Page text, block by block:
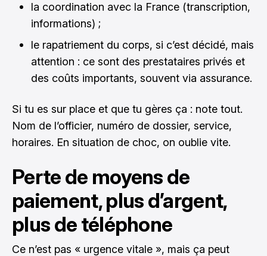
la coordination avec la France (transcription,
informations) ;
le rapatriement du corps, si c’est décidé, mais
attention : ce sont des prestataires privés et
des coûts importants, souvent via assurance.
Si tu es sur place et que tu gères ça : note tout.
Nom de l’officier, numéro de dossier, service,
horaires. En situation de choc, on oublie vite.
Perte de moyens de
paiement, plus d’argent,
plus de téléphone
Ce n’est pas « urgence vitale », mais ça peut